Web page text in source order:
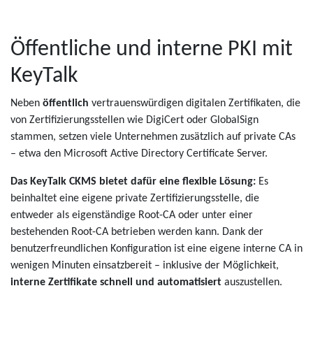
Öffentliche und interne PKI mit
KeyTalk
Neben öffentlich vertrauenswürdigen digitalen Zertifikaten, die
von Zertifizierungsstellen wie DigiCert oder GlobalSign
stammen, setzen viele Unternehmen zusätzlich auf private CAs
– etwa den Microsoft Active Directory Certificate Server.
Das KeyTalk CKMS bietet dafür eine flexible Lösung: Es
beinhaltet eine eigene private Zertifizierungsstelle, die
entweder als eigenständige Root-CA oder unter einer
bestehenden Root-CA betrieben werden kann. Dank der
benutzerfreundlichen Konfiguration ist eine eigene interne CA in
wenigen Minuten einsatzbereit – inklusive der Möglichkeit,
interne Zertifikate schnell und automatisiert auszustellen.